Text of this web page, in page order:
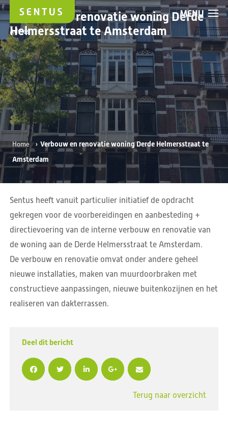
Advies
MENU
Verbouw en renovatie woning Derde
Helmersstraat te Amsterdam
Home ›Verbouw en renovatie woning Derde Helmersstraat te
Amsterdam
Sentus heeft vanuit particulier initiatief de opdracht
gekregen voor de voorbereidingen en aanbesteding +
directievoering van de interne verbouw en renovatie van
de woning aan de Derde Helmersstraat te Amsterdam.
De verbouw en renovatie omvat onder andere geheel
nieuwe installaties, maken van muurdoorbraken met
constructieve aanpassingen, nieuwe buitenkozijnen en het
realiseren van dakterrassen.
Deel dit bericht
Terug naar overzicht